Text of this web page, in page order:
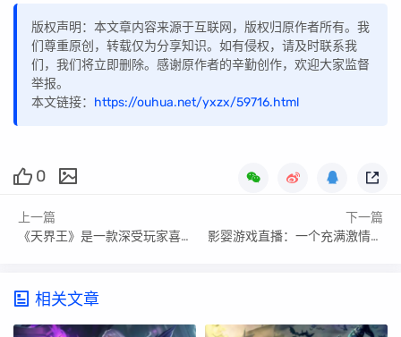
版权声明：本文章内容来源于互联网，版权归原作者所有。我
们尊重原创，转载仅为分享知识。如有侵权，请及时联系我
们，我们将立即删除。感谢原作者的辛勤创作，欢迎大家监督
举报。
本文链接： https://ouhua.net/yxzx/59716.html
0
上一篇
《天界王》是一款深受玩家喜爱的游戏，其游戏效果令人印象深刻。本文将从多个方面对《天界王》的游戏效果进行详细分析，并探讨其优点和不足之处。
下一篇
影婴游戏直播：一个充满激情与创新的平台
相关文章